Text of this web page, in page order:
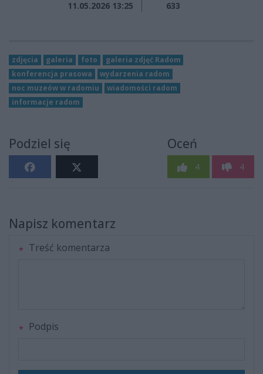
11.05.2026 13:25
633
zdjęcia galeria foto
galeria zdjęć Radom
konferencja prasowa
wydarzenia radom
noc muzeów w radomiu
wiadomości radom
informacje radom
Podziel się Oceń
4 4
Napisz komentarz
Treść komentarza
Podpis